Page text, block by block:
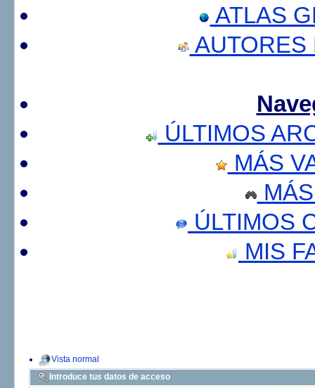
ATLAS
AUTORES
ÚLTIMOS
MÁS
ÚLTIMOS
MIS
Vista normal
Introduce tus datos de acceso